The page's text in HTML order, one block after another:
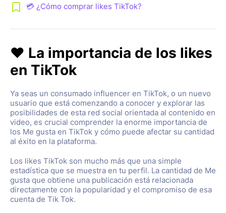
💳 ¿Cómo comprar likes TikTok?
❤️ La importancia de los likes
en TikTok
Ya seas un consumado influencer en TikTok, o un nuevo
usuario que está comenzando a conocer y explorar las
posibilidades de esta red social orientada al contenido en
video, es crucial comprender la enorme importancia de
los Me gusta en TikTok y cómo puede afectar su cantidad
al éxito en la plataforma.
Los likes TikTok son mucho más que una simple
estadística que se muestra en tu perfil. La cantidad de Me
gusta que obtiene una publicación está relacionada
directamente con la popularidad y el compromiso de esa
cuenta de Tik Tok.